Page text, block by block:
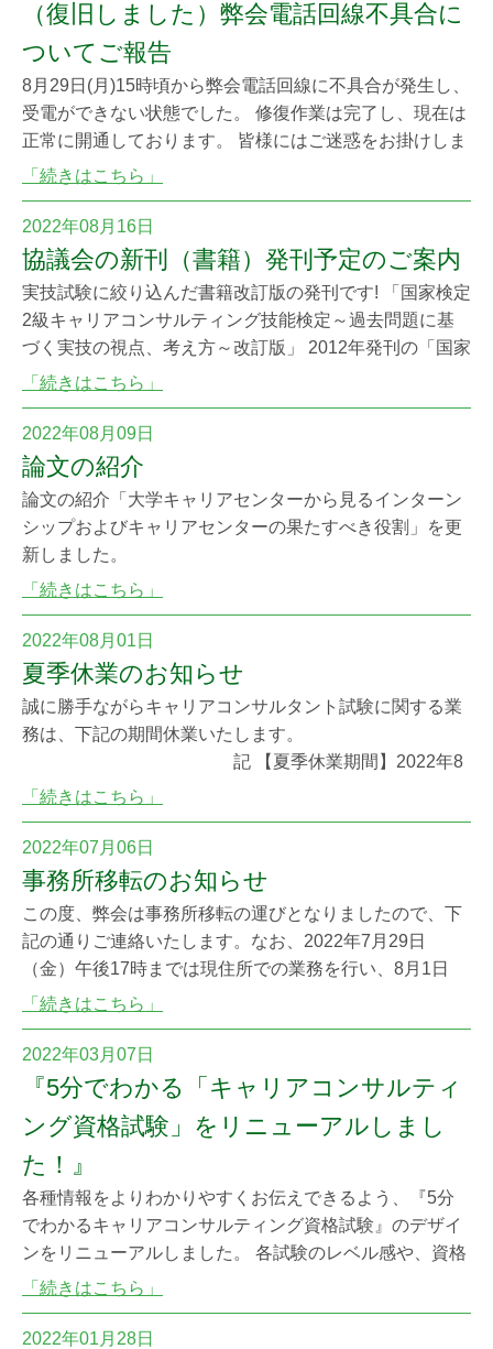
さい。 キャリアコンサルタント試験センター電話：048-
731-32
（復旧しました）弊会電話回線不具合に
ついてご報告
8月29日(月)15時頃から弊会電話回線に不具合が発生し、
受電ができない状態でした。 修復作業は完了し、現在は
正常に開通しております。 皆様にはご迷惑をお掛けしま
したことを深くお詫び申し上げます。 また不具合発生の
「続きはこちら」
2022年08月16日
協議会の新刊（書籍）発刊予定のご案内
実技試験に絞り込んだ書籍改訂版の発刊です! 「国家検定
2級キャリアコンサルティング技能検定～過去問題に基
づく実技の視点、考え方～改訂版」 2012年発刊の「国家
検定2級キャリアコンサルティング技能検定～学科問題
頂いている「実技の視点、考え方」を抜き出し、現在の
視点からの改訂を行いました。 技能検定試験の過去問解
説集ではありますが、技能検定2級の受検
「続きはこちら」
2022年08月09日
論文の紹介
論文の紹介「大学キャリアセンターから見るインターン
シップおよびキャリアセンターの果たすべき役割」を更
新しました。
「続きはこちら」
2022年08月01日
夏季休業のお知らせ
誠に勝手ながらキャリアコンサルタント試験に関する業
務は、下記の期間休業いたします。
記 【夏季休業期間】2022年8
月11日(木)～2022年8月14日(日) 試験に関するお問い合
ますようお願い申し上げます。 特定非営利活動法人キャ
リアコンサルティング協議会 電話：03-5402-4688（試験
「続きはこちら」
2022年07月06日
事務所移転のお知らせ
この度、弊会は事務所移転の運びとなりましたので、下
記の通りご連絡いたします。なお、2022年7月29日
（金）午後17時までは現住所での業務を行い、8月1日
（月）より新住所にて業務を開始いたします。 ■事業所
ビル5号館9階（電話番号、FAX番号は変更ございませ
ん） ■移転先での業務開始日 2022年8月1日（月） ※
なお、移転作業に伴い7月2
「続きはこちら」
2022年03月07日
『5分でわかる「キャリアコンサルティ
ング資格試験」をリニューアルしまし
た！』
各種情報をよりわかりやすくお伝えできるよう、『5分
でわかるキャリアコンサルティング資格試験』のデザイ
ンをリニューアルしました。 各試験のレベル感や、資格
の役割や活動について確認いただけます。
「続きはこちら」
2022年01月28日